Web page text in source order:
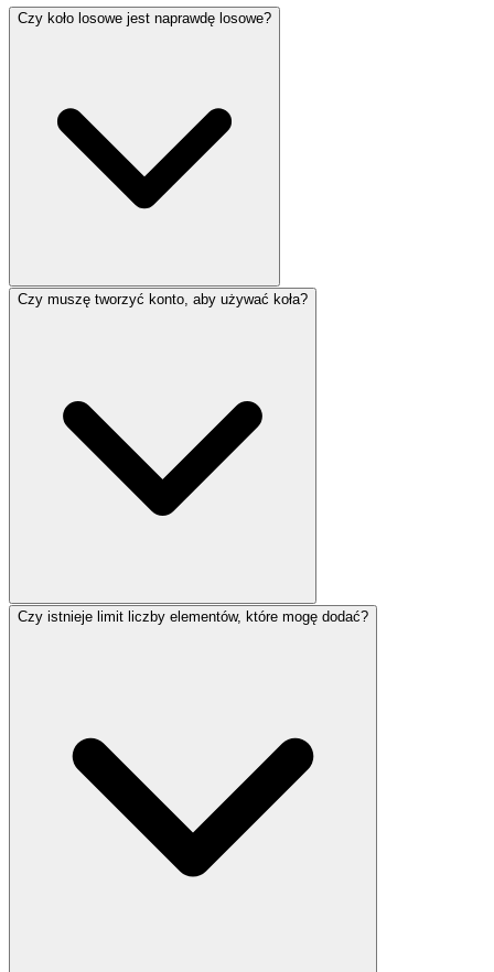
Czy koło losowe jest naprawdę losowe?
Czy muszę tworzyć konto, aby używać koła?
Czy istnieje limit liczby elementów, które mogę dodać?